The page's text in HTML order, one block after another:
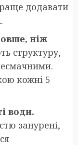
додавати
ніж
структуру,
кожні 5
води.
занурені,